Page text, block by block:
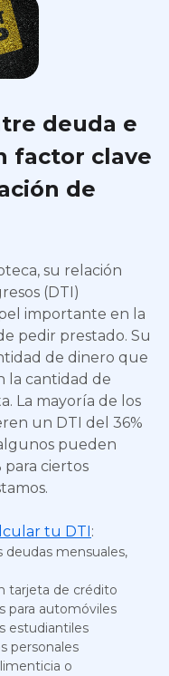
deuda e
factor clave
de
su relación
(DTI)
importante en la
pedir prestado. Su
de dinero que
la cantidad de
La mayoría de los
un DTI del 36%
pueden
para ciertos
tu DTI:
deudas mensuales,
tarjeta de crédito
para automóviles
estudiantiles
personales
o